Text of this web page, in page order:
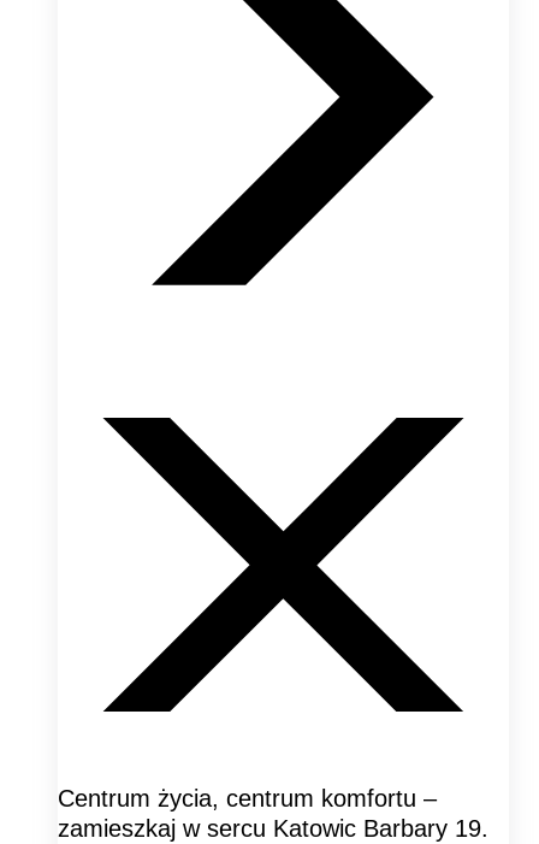
Centrum życia, centrum komfortu –
zamieszkaj w sercu Katowic Barbary 19.